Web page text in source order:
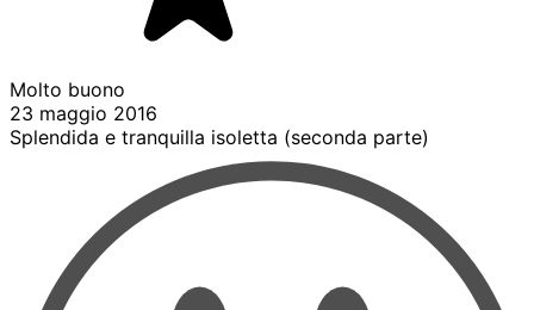
Molto buono
23 maggio 2016
Splendida e tranquilla isoletta (seconda parte)